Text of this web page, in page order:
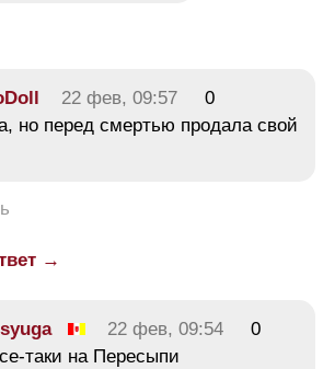
22 фев, 09:57
0
но перед смертью продала свой
→
22 фев, 09:54
0
таки на Пересыпи